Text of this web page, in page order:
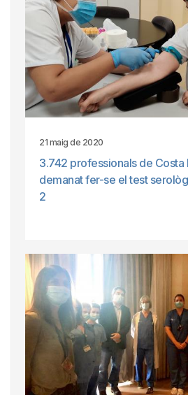
21 maig de 2020
3.742 professionals de Costa
demanat fer-se el test
2